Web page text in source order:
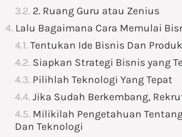
2. Ruang Guru atau Zenius
Lalu Bagaimana Cara Memulai
Tentukan Ide Bisnis Dan
Siapkan Strategi Bisnis yang
Pilihlah Teknologi Yang Tepat
Jika Sudah Berkembang,
Milikilah Pengetahuan
Dan Teknologi